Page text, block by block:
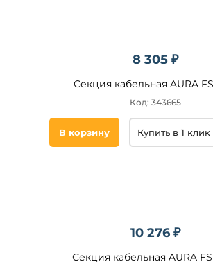
8 305 ₽
Секция кабельная AURA FS
Код: 343665
В корзину Купить в 1 клик
10 276 ₽
Секция кабельная AURA FS